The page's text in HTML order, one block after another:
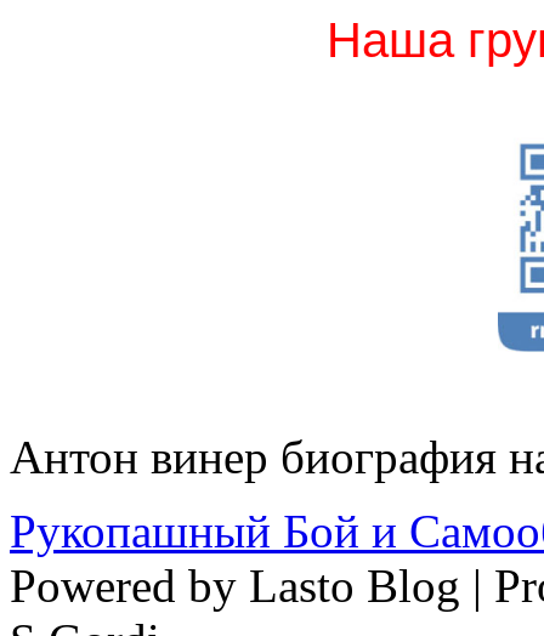
Наша
Антон винер биография
Рукопашный Бой и
Powered by Lasto Blog |